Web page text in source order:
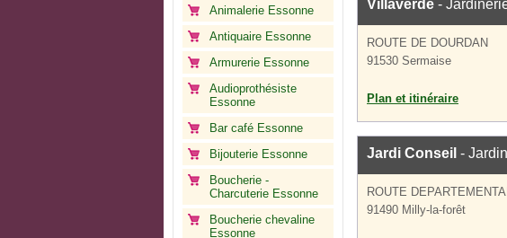
Animalerie Essonne
Antiquaire Essonne
Armurerie Essonne
Audioprothésiste
Essonne
Bar café Essonne
Bijouterie Essonne
Boucherie -
Charcuterie Essonne
Boucherie chevaline
Essonne
Villaverdé -
ROUTE DE DOURDAN
91530 Sermaise
Plan et itinéraire
Jardi Conseil -
ROUTE
91490 Milly-la-forêt